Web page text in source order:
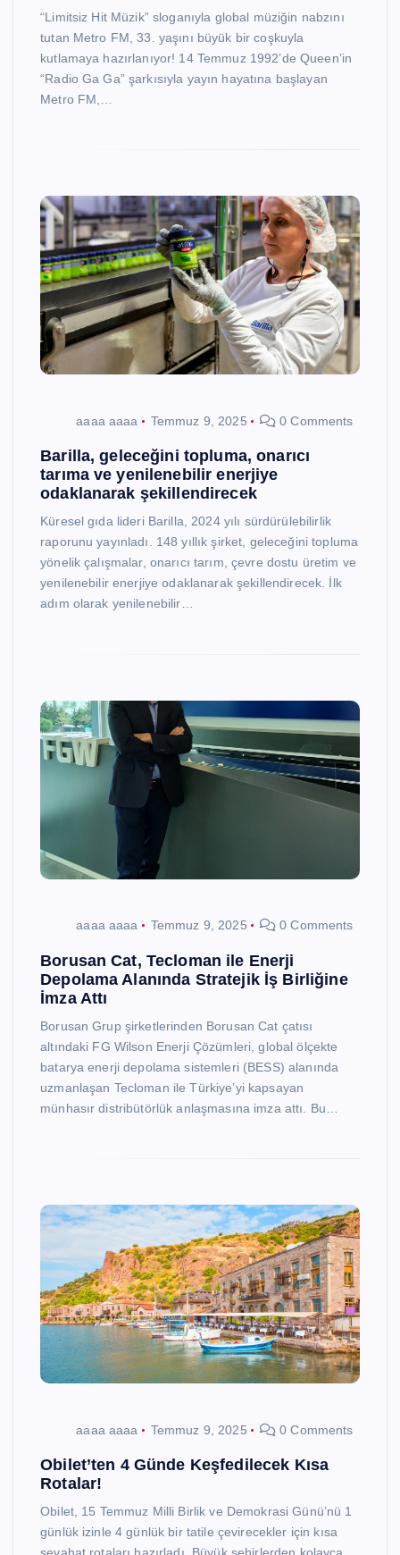
“Limitsiz Hit Müzik” sloganıyla global müziğin nabzını
tutan Metro FM, 33. yaşını büyük bir coşkuyla
kutlamaya hazırlanıyor! 14 Temmuz 1992’de Queen’in
“Radio Ga Ga” şarkısıyla yayın hayatına başlayan
Metro FM,…
aaaa aaaa Temmuz 9, 2025 0 Comments
Barilla, geleceğini topluma, onarıcı
tarıma ve yenilenebilir enerjiye
odaklanarak şekillendirecek
Küresel gıda lideri Barilla, 2024 yılı sürdürülebilirlik
raporunu yayınladı. 148 yıllık şirket, geleceğini topluma
yönelik çalışmalar, onarıcı tarım, çevre dostu üretim ve
yenilenebilir enerjiye odaklanarak şekillendirecek. İlk
adım olarak yenilenebilir…
aaaa aaaa Temmuz 9, 2025 0 Comments
Borusan Cat, Tecloman ile Enerji
Depolama Alanında Stratejik İş Birliğine
İmza Attı
Borusan Grup şirketlerinden Borusan Cat çatısı
altındaki FG Wilson Enerji Çözümleri, global ölçekte
batarya enerji depolama sistemleri (BESS) alanında
uzmanlaşan Tecloman ile Türkiye’yi kapsayan
münhasır distribütörlük anlaşmasına imza attı. Bu…
aaaa aaaa Temmuz 9, 2025 0 Comments
Obilet’ten 4 Günde Keşfedilecek Kısa
Rotalar!
Obilet, 15 Temmuz Milli Birlik ve Demokrasi Günü’nü 1
günlük izinle 4 günlük bir tatile çevirecekler için kısa